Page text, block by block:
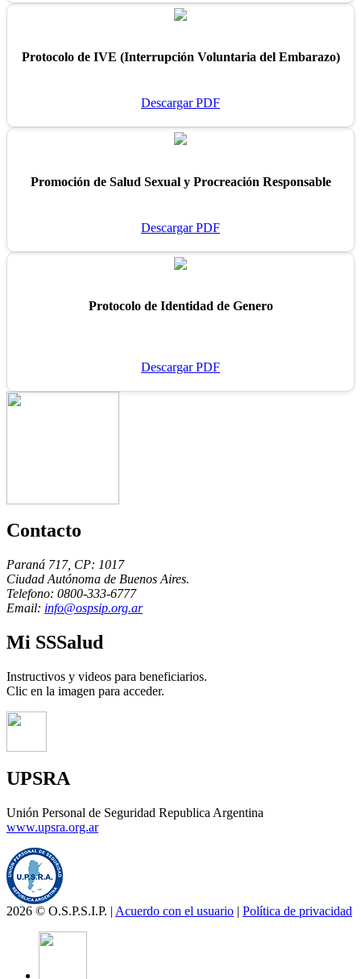
Protocolo de IVE (Interrupción Voluntaria del Embarazo)
Descargar PDF
Promoción de Salud Sexual y Procreación Responsable
Descargar PDF
Protocolo de Identidad de Genero
Descargar PDF
Contacto
Paraná 717, CP: 1017
Ciudad Autónoma de Buenos Aires.
Telefono: 0800-333-6777
Email: info@ospsip.org.ar
Mi SSSalud
Instructivos y videos para beneficiarios.
Clic en la imagen para acceder.
UPSRA
Unión Personal de Seguridad Republica Argentina
www.upsra.org.ar
2026 © O.S.P.S.I.P. | Acuerdo con el usuario | Política de privacidad